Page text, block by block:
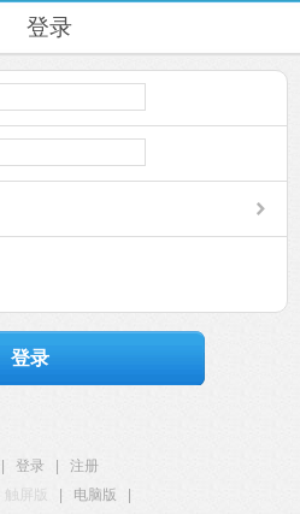
登录
登录
登录
注册
触屏版 电脑版